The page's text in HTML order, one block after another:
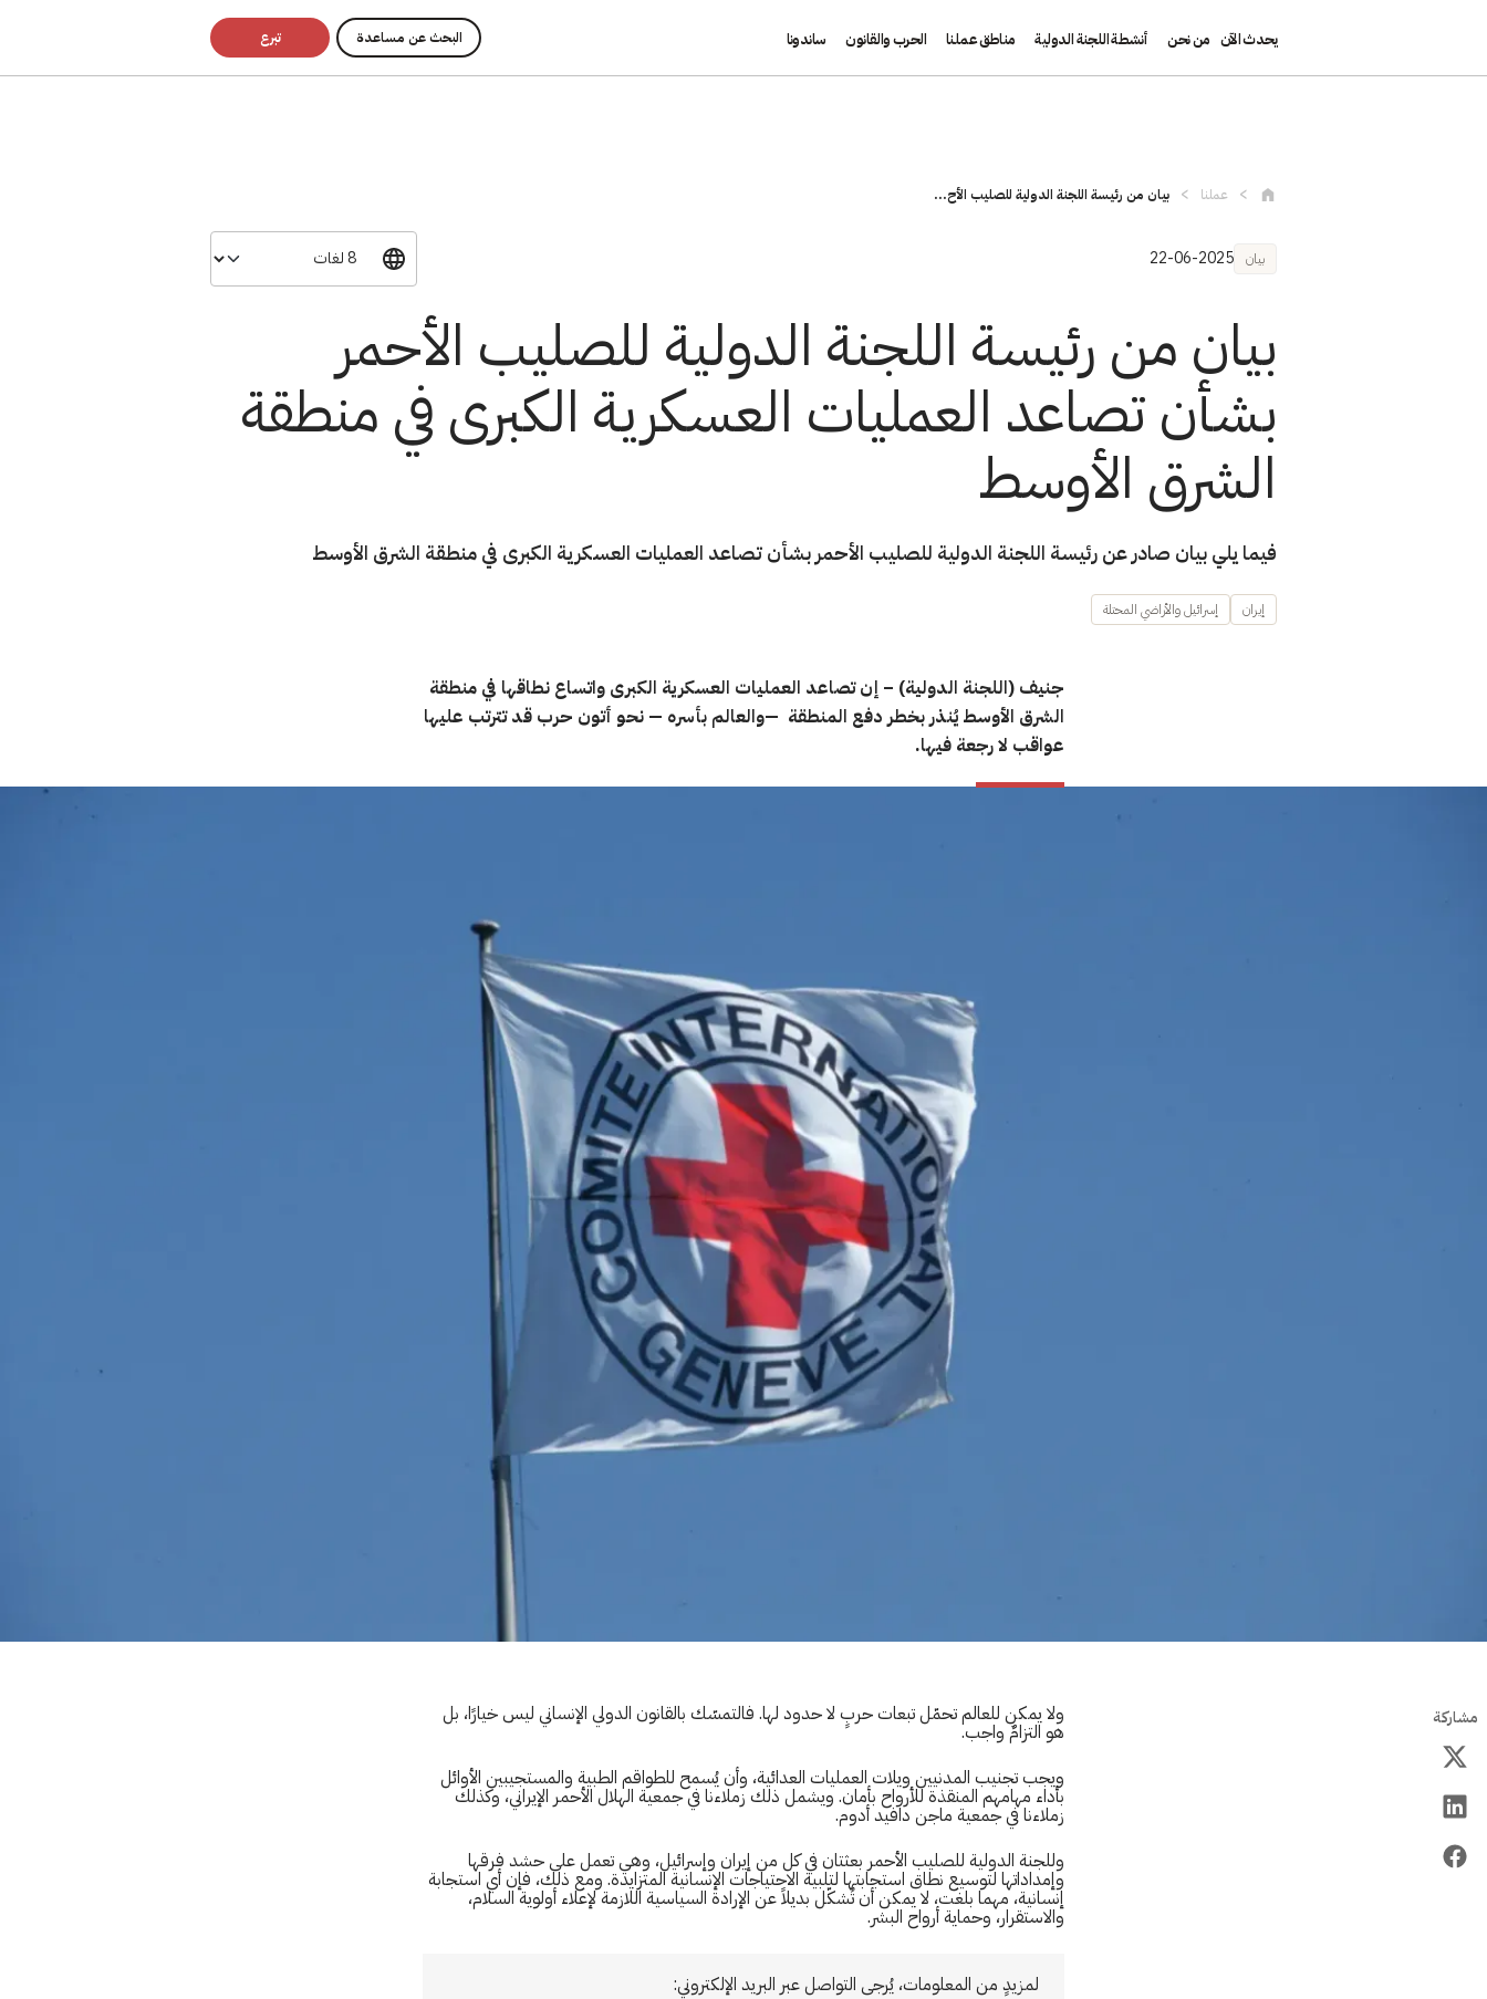
يحدث الآن من نحن أنشطة اللجنة الدولية مناطق عملنا الحرب والقانون ساندونا البحث عن مساعدة تبرع
عملنا بيان من رئيسة اللجنة الدولية للصليب الأح...
بيان 22-06-2025
بيان من رئيسة اللجنة الدولية للصليب الأحمر
بشأن تصاعد العمليات العسكرية الكبرى في منطقة
الشرق الأوسط
فيما يلي بيان صادر عن رئيسة اللجنة الدولية للصليب الأحمر بشأن تصاعد العمليات العسكرية الكبرى في منطقة الشرق الأوسط
إيران إسرائيل والأراضي المحتلة
جنيف (اللجنة الدولية) – إن تصاعد العمليات العسكرية الكبرى واتساع نطاقها في منطقة
الشرق الأوسط يُنذر بخطر دفع المنطقة —والعالم بأسره — نحو أتون حرب قد تترتب عليها
عواقب لا رجعة فيها.
مشاركة ولا يمكن للعالم تحمّل تبعات حربٍ لا حدود لها. فالتمسّك بالقانون الدولي الإنساني ليس خيارًا، بل
هو التزامٌ واجب.
ويجب تجنيب المدنيين ويلات العمليات العدائية، وأن يُسمح للطواقم الطبية والمستجيبين الأوائل
بأداء مهامهم المنقذة للأرواح بأمان. ويشمل ذلك زملاءنا في جمعية الهلال الأحمر الإيراني، وكذلك
زملاءنا في جمعية ماجن دافيد أدوم.
وللجنة الدولية للصليب الأحمر بعثتان في كل من إيران وإسرائيل، وهي تعمل على حشد فرقها
وإمداداتها لتوسيع نطاق استجابتها لتلبية الاحتياجات الإنسانية المتزايدة. ومع ذلك، فإن أي استجابة
إنسانية، مهما بلغت، لا يمكن أن تُشكّل بديلاً عن الإرادة السياسية اللازمة لإعلاء أولوية السلام،
والاستقرار، وحماية أرواح البشر.
لمزيدٍ من المعلومات، يُرجى التواصل عبر البريد الإلكتروني: